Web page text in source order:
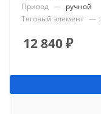
Привод — ручной
Тяговый элемент —
12 840₽